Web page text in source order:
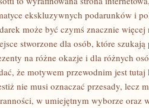
ekskluzywnych podarunków i
może być czymś znacznie
stworzone dla osób, które
na różne okazje i dla różnych
że motywem przewodnim jest tutaj
nie musi oznaczać przesady, lecz
w umiejętnym wyborze oraz